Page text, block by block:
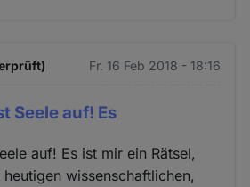
Fr. 16 Feb 2018 - 18:16
Seele auf! Es
auf! Es ist mir ein Rätsel,
wissenschaftlichen,